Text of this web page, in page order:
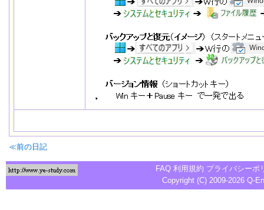
.
≪前の日記
FAQ 利用規約 プライバシーポ
Copyright (C) 2009-2026 Q-